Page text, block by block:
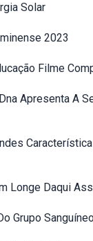
Solar
2023
Filme
Apresenta A
Longe Daqui
Grupo